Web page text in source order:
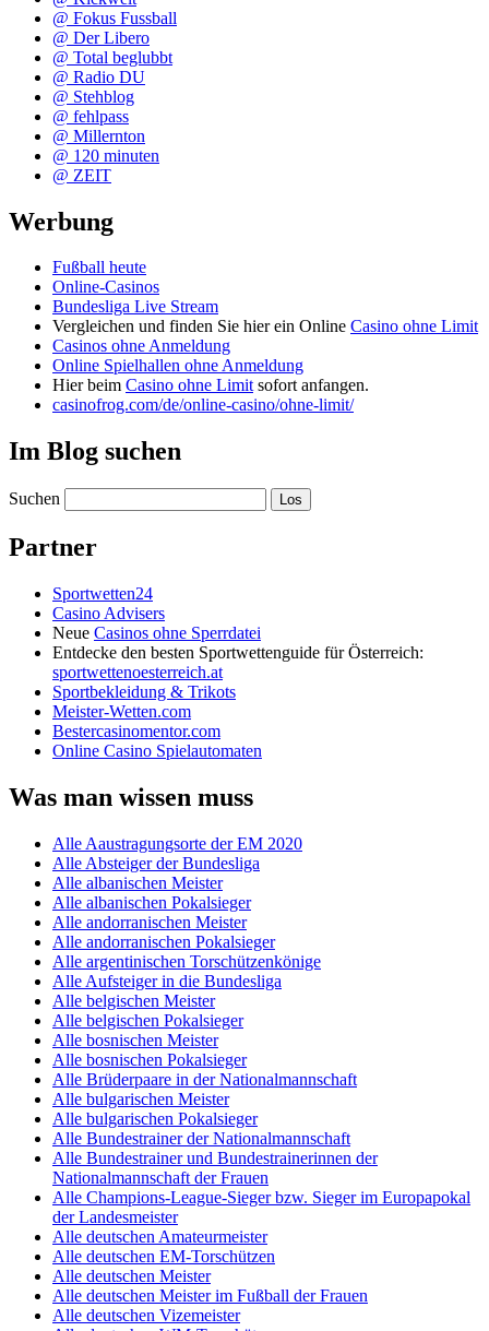
@ Fokus Fussball
@ Der Libero
@ Total beglubbt
@ Radio DU
@ Stehblog
@ fehlpass
@ Millernton
@ 120 minuten
@ ZEIT
Werbung
Fußball heute
Online-Casinos
Bundesliga Live Stream
Vergleichen und finden Sie hier ein Online Casino ohne Limit
Casinos ohne Anmeldung
Online Spielhallen ohne Anmeldung
Hier beim Casino ohne Limitsofort anfangen.
casinofrog.com/de/online-casino/ohne-limit/
Im Blog suchen
Suchen
Partner
Sportwetten24
Casino Advisers
Neue Casinos ohne Sperrdatei
Entdecke den besten Sportwettenguide für Österreich:
sportwettenoesterreich.at
Sportbekleidung & Trikots
Meister-Wetten.com
Bestercasinomentor.com
Online Casino Spielautomaten
Was man wissen muss
Alle Aaustragungsorte der EM 2020
Alle Absteiger der Bundesliga
Alle albanischen Meister
Alle albanischen Pokalsieger
Alle andorranischen Meister
Alle andorranischen Pokalsieger
Alle argentinischen Torschützenkönige
Alle Aufsteiger in die Bundesliga
Alle belgischen Meister
Alle belgischen Pokalsieger
Alle bosnischen Meister
Alle bosnischen Pokalsieger
Alle Brüderpaare in der Nationalmannschaft
Alle bulgarischen Meister
Alle bulgarischen Pokalsieger
Alle Bundestrainer der Nationalmannschaft
Alle Bundestrainer und Bundestrainerinnen der
Nationalmannschaft der Frauen
Alle Champions-League-Sieger bzw. Sieger im Europapokal
der Landesmeister
Alle deutschen Amateurmeister
Alle deutschen EM-Torschützen
Alle deutschen Meister
Alle deutschen Meister im Fußball der Frauen
Alle deutschen Vizemeister